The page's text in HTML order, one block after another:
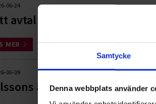
Samtycke
Denna webbplats använder
06-24
avtal med Wåhlin
MER
06-09
är entreprenör i